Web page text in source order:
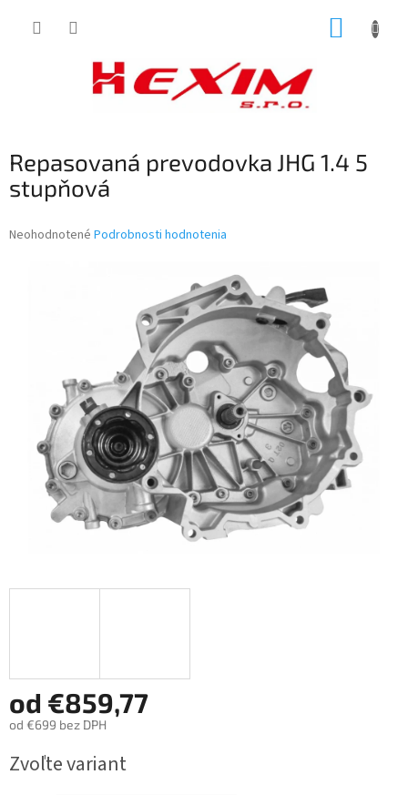
Repasovaná prevodovka JHG 1.4 5
stupňová
Priemerné
Neohodnotené Podrobnosti hodnotenia
od €859,77
od €699 bez DPH
cena:
Zvoľte variant